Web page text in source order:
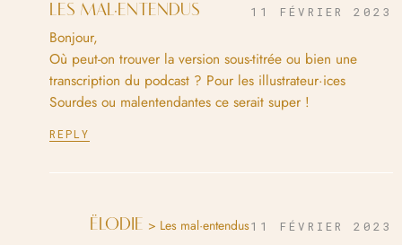
LES MAL·ENTENDUS 11 FÉVRIER 2023
Bonjour,
Où peut-on trouver la version sous-titrée ou bien une
transcription du podcast ? Pour les illustrateur·ices
Sourdes ou malentendantes ce serait super !
REPLY
ËLODIE > Les mal·entendus11 FÉVRIER 2023